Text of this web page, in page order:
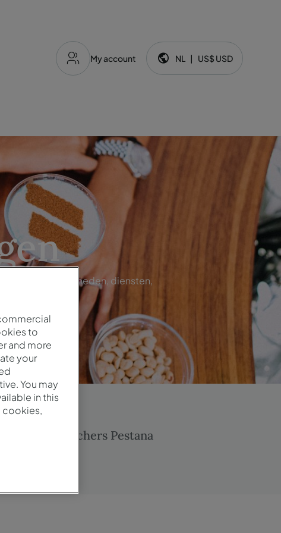
My account Taal en valuta:
NL US$ USD
vragen, eenheden, diensten,
Vouchers Pestana
to
and more
your
You may
in this
cookies,